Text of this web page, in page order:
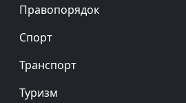
Правопорядок
Спорт
Транспорт
Туризм